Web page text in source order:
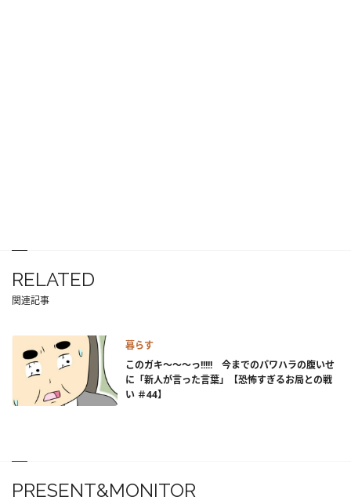
RELATED
関連記事
暮らす
このガキ～～～っ!!!!! 今までのパワハラの腹いせ
に「新人が言った言葉」【恐怖すぎるお局との戦
い ＃44】
PRESENT&MONITOR